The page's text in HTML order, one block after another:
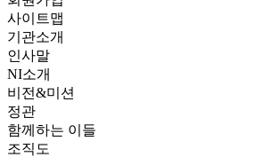
사이트맵
기관소개
인사말
NI소개
비전&미션
정관
함께하는 이들
조직도